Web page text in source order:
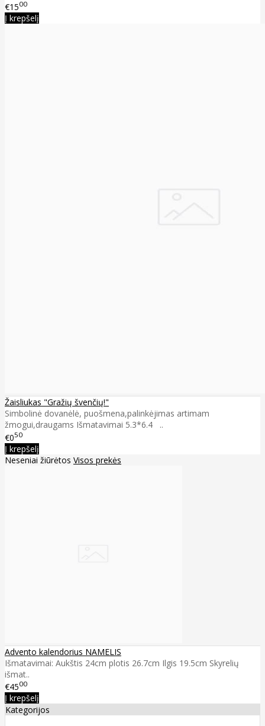
€1500
Į krepšelį
Žaisliukas "Gražių švenčių!"
Simbolinė dovanėlė, puošmena,palinkėjimas artimam
žmogui,draugams Išmatavimai 5.3*6.4 ..
€050
Į krepšelį
Neseniai žiūrėtos Visos prekės
Advento kalendorius NAMELIS
Išmatavimai: Aukštis 24cm plotis 26.7cm Ilgis 19.5cm Skyrelių
išmat..
€4500
Į krepšelį
Kategorijos